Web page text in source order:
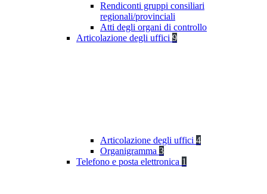
Rendiconti gruppi consiliari
regionali/provinciali
Atti degli organi di controllo
Articolazione degli uffici 9
Articolazione degli uffici 4
Organigramma 3
Telefono e posta elettronica 1